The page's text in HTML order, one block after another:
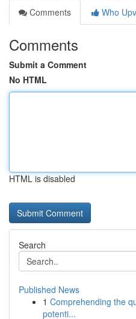
Comments
Who
Comments
Submit a Comment
No HTML
HTML is disabled
Search
Published News
1 Comprehending the
potenti...